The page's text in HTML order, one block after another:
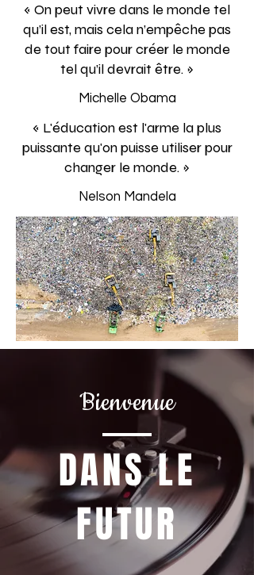
« On peut vivre dans le monde tel
qu’il est, mais cela n’empêche pas
de tout faire pour créer le monde
tel qu’il devrait être. »
Michelle Obama
« L'éducation est l'arme la plus
puissante qu'on puisse utiliser pour
changer le monde. »
Nelson Mandela
Bienvenue
DANS LE
FUTUR